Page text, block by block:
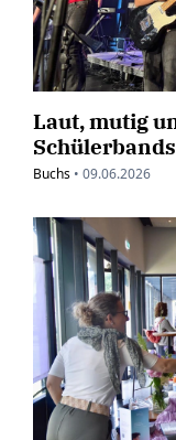
Laut, mutig
Buchs • 09.06.2026